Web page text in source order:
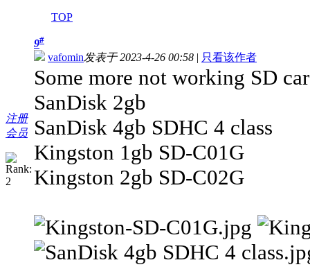
TOP
注册
会员
9#
vafomin发表于 2023-4-26 00:58 | 只看该作者
Some more not working SD
SanDisk 2gb
SanDisk 4gb SDHC 4 class
Kingston 1gb SD-C01G
Kingston 2gb SD-C02G